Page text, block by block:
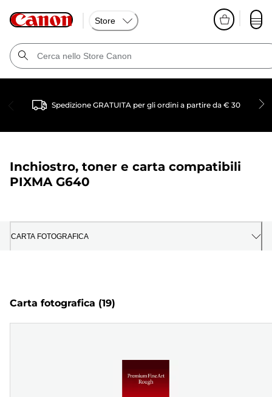
Store
Spedizione GRATUITA per gli ordini a partire da € 30
Inchiostro, toner e carta compatibili
PIXMA G640
CARTA FOTOGRAFICA
Carta fotografica (19)